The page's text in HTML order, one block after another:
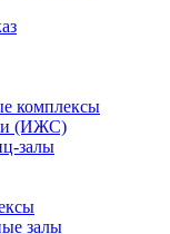
комплексы
(ИЖС)
залы
залы